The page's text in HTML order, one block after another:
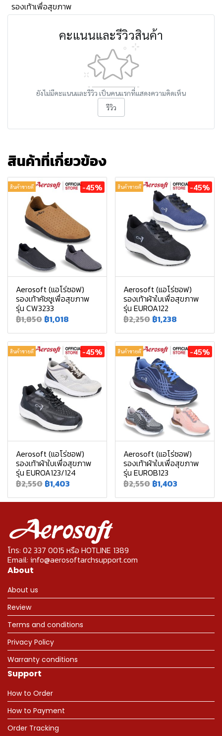
รองเท้าเพื่อสุขภาพ
คะแนนและรีวิวสินค้า
ยังไม่มีคะแนนและรีวิว เป็นคนแรกที่แสดงความคิดเห็น
รีวิว
สินค้าที่เกี่ยวข้อง
สินค้าขายดี -45%
Aerosoft (แอโร่ซอฟ)
รองเท้าคัชชูเพื่อสุขภาพ
รุ่น CW3233
฿1,850 ฿1,018
สินค้าขายดี -45%
Aerosoft (แอโร่ซอฟ)
รองเท้าผ้าใบเพื่อสุขภาพ
รุ่น EUROA122
฿2,250 ฿1,238
สินค้าขายดี -45%
Aerosoft (แอโร่ซอฟ)
รองเท้าผ้าใบเพื่อสุขภาพ
รุ่น EUROA123/124
฿2,550 ฿1,403
สินค้าขายดี -45%
Aerosoft (แอโร่ซอฟ)
รองเท้าผ้าใบเพื่อสุขภาพ
รุ่น EUROB123
฿2,550 ฿1,403
โทร: 02 337 0015 หรือ HOTLINE 1389
Email: info@aerosoftarchsupport.com
About
About us
Review
Terms and conditions
Privacy Policy
Warranty conditions
Support
How to Order
How to Payment
Order Tracking